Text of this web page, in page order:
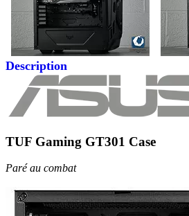
Description
TUF Gaming GT301 Case
Paré au combat